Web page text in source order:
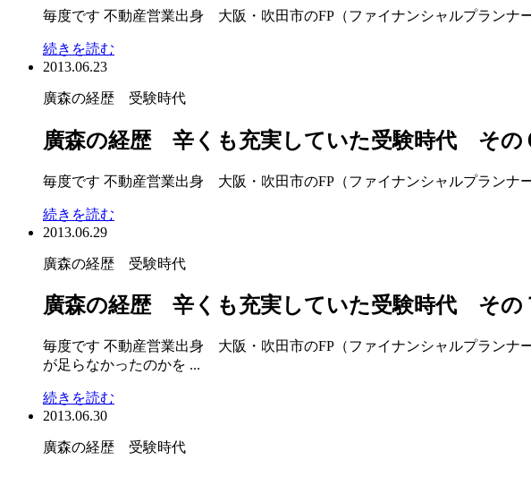
毎度です 不動産営業出身 大阪・吹田市のFP（ファイナンシャルプラン
続きを読む
2013.06.23
廣森の経歴 受験時代
廣森の経歴 辛くも充実していた受験時代 その
毎度です 不動産営業出身 大阪・吹田市のFP（ファイナンシャルプラン
続きを読む
2013.06.29
廣森の経歴 受験時代
廣森の経歴 辛くも充実していた受験時代 その
毎度です 不動産営業出身 大阪・吹田市のFP（ファイナンシャルプラン
が足らなかったのかを ...
続きを読む
2013.06.30
廣森の経歴 受験時代